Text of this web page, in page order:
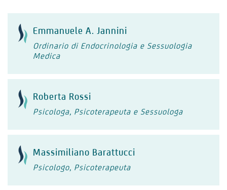
Emmanuele A. Jannini
Ordinario di Endocrinologia e Sessuologia
Medica
Roberta Rossi
Psicologa, Psicoterapeuta e Sessuologa
Massimiliano Barattucci
Psicologo, Psicoterapeuta